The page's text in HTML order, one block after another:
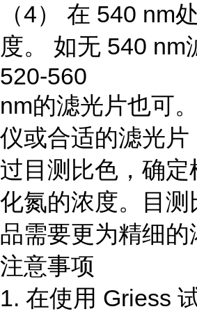
（4） 在 540 nm
度。 如无 540 nm
520-560
nm的滤光片也可
仪或合适的滤光片
过目测比色，确定
化氮的浓度。目测
品需要更为精细的
注意事项
1. 在使用 Griess